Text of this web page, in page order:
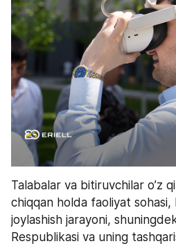
Talabalar va bitiruvchilar o’z
chiqqan holda faoliyat sohasi,
joylashish jarayoni,
Respublikasi va uning